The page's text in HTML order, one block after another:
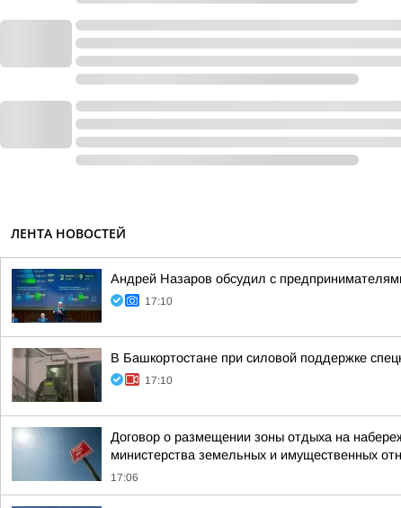
ЛЕНТА НОВОСТЕЙ
Андрей Назаров обсудил с
17:10
В Башкортостане при силовой поддержке
17:10
Договор о размещении зоны отдыха на
министерства земельных и имущественных
17:06